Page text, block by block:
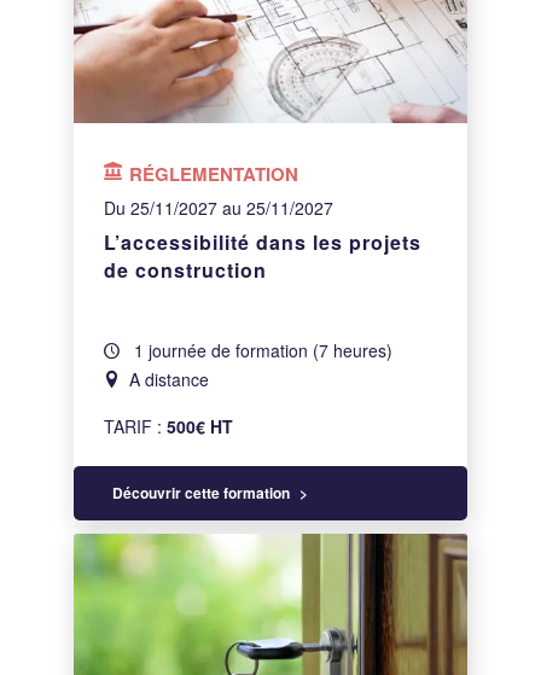
RÉGLEMENTATION
Du 25/11/2027 au 25/11/2027
L’accessibilité dans les projets
de construction
1 journée de formation (7 heures)
A distance
TARIF :500€ HT
Découvrir cette formation